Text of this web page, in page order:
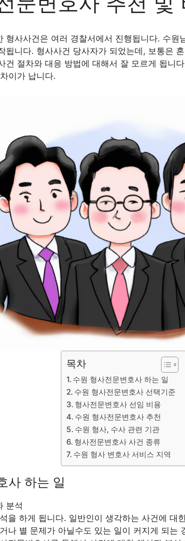
형사사건은 여러 경찰서에서 진행됩니다. 수원
됩니다. 형사사건 당사자가 되었는데, 보통은
건 절차와 대응 방법에 대해서 잘 모르게 됩니
이가 납니다.
목차
수원 형사전문변호사 하는 일
수원 형사전문변호사 선택기준
형사전문변호사 선임 비용
수원 형사전문변호사 추천
수원 형사, 수사 관련 기관
형사전문변호사 사건 종류
수원 형사 변호사 서비스 지역
사 하는 일
분석
을 하게 됩니다. 일반인이 생각하는 사건에 대
나 별 문제가 아닐수도 있는 일이 커지게 되는